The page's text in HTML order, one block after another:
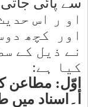
کیا ہے ،
میں
سے بیان